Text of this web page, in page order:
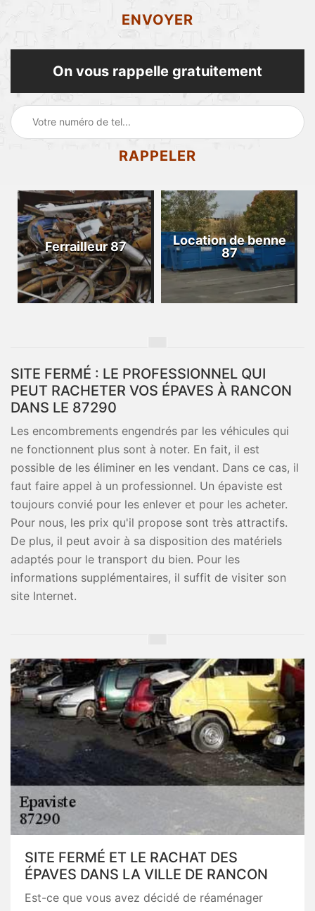
On vous rappelle gratuitement
Ferrailleur 87
Location de benne
87
SITE FERMÉ : LE PROFESSIONNEL QUI
PEUT RACHETER VOS ÉPAVES À RANCON
DANS LE 87290
Les encombrements engendrés par les véhicules qui
ne fonctionnent plus sont à noter. En fait, il est
possible de les éliminer en les vendant. Dans ce cas, il
faut faire appel à un professionnel. Un épaviste est
toujours convié pour les enlever et pour les acheter.
Pour nous, les prix qu'il propose sont très attractifs.
De plus, il peut avoir à sa disposition des matériels
adaptés pour le transport du bien. Pour les
informations supplémentaires, il suffit de visiter son
site Internet.
SITE FERMÉ ET LE RACHAT DES
ÉPAVES DANS LA VILLE DE RANCON
Est-ce que vous avez décidé de réaménager